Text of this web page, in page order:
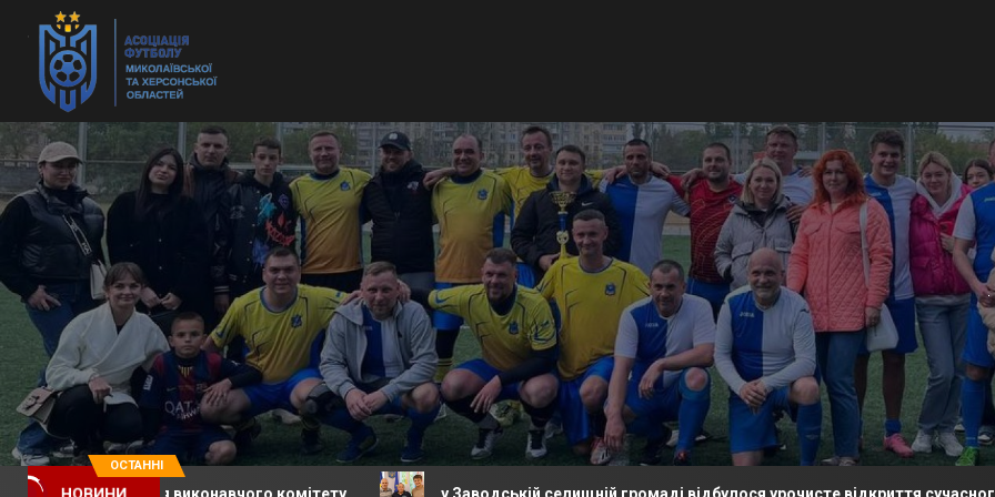
ОСТАННІ
виконавчого комітету у Заводській селищній громаді відбулося урочисте відкриття сучасного